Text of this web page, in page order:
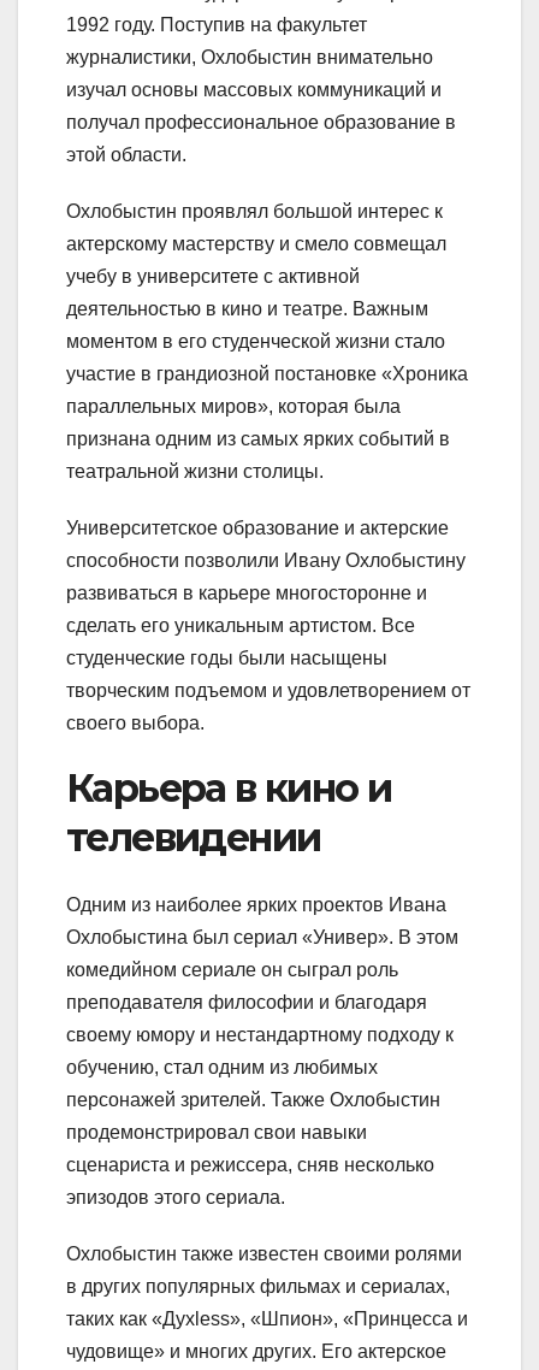
1992 году. Поступив на факультет
журналистики, Охлобыстин внимательно
изучал основы массовых коммуникаций и
получал профессиональное образование в
этой области.
Охлобыстин проявлял большой интерес к
актерскому мастерству и смело совмещал
учебу в университете с активной
деятельностью в кино и театре. Важным
моментом в его студенческой жизни стало
участие в грандиозной постановке «Хроника
параллельных миров», которая была
признана одним из самых ярких событий в
театральной жизни столицы.
Университетское образование и актерские
способности позволили Ивану Охлобыстину
развиваться в карьере многосторонне и
сделать его уникальным артистом. Все
студенческие годы были насыщены
творческим подъемом и удовлетворением от
своего выбора.
Карьера в кино и
телевидении
Одним из наиболее ярких проектов Ивана
Охлобыстина был сериал «Универ». В этом
комедийном сериале он сыграл роль
преподавателя философии и благодаря
своему юмору и нестандартному подходу к
обучению, стал одним из любимых
персонажей зрителей. Также Охлобыстин
продемонстрировал свои навыки
сценариста и режиссера, сняв несколько
эпизодов этого сериала.
Охлобыстин также известен своими ролями
в других популярных фильмах и сериалах,
таких как «Духless», «Шпион», «Принцесса и
чудовище» и многих других. Его актерское